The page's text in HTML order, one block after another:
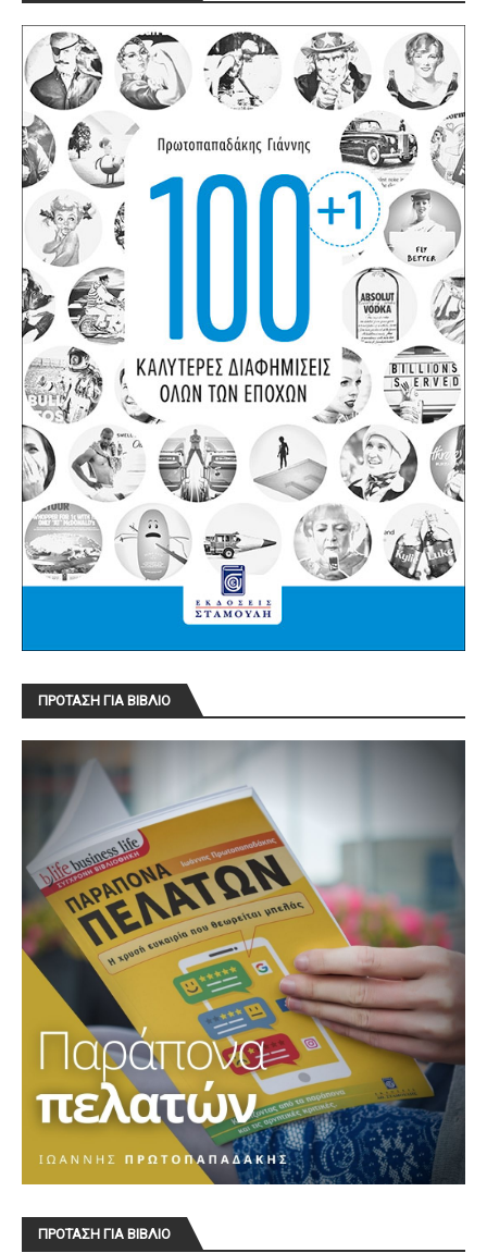
ΠΡΟΤΑΣΗ ΓΙΑ ΒΙΒΛΙΟ
ΠΡΟΤΑΣΗ ΓΙΑ ΒΙΒΛΙΟ